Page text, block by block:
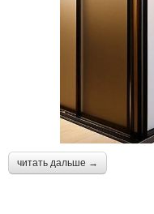
читать дальше →